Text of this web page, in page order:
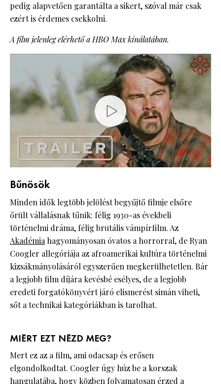
pedig alapvetően garantálta a sikert, szóval már csak
ezért is érdemes csekkolni.
A film jelenleg elérhető a HBO Max kínálatában.
Bűnösök
Minden idők legtöbb jelölést begyűjtő filmje elsőre
őrült vállalásnak tűnik: félig 1930-as évekbeli
történelmi dráma, félig brutális vámpírfilm. Az
Akadémia hagyományosan óvatos a horrorral, de Ryan
Coogler allegóriája az afroamerikai kultúra történelmi
kizsákmányolásáról egyszerűen megkerülhetetlen. Bár
a legjobb film díjára kevésbé esélyes, de a legjobb
eredeti forgatókönyvért járó elismerést simán viheti,
sőt a technikai kategóriákban is tarolhat.
MIÉRT EZT NÉZD MEG?
Mert ez az a film, ami odacsap és erősen
elgondolkodtat. Coogler úgy húz be a korszak
hangulatába, hogy közben folyamatosan érzed a